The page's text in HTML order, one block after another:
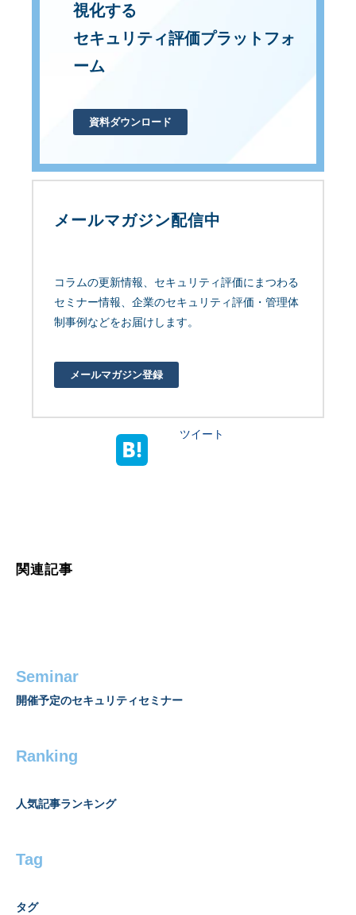
視化する
セキュリティ評価プラットフォ
ーム
資料ダウンロード
メールマガジン配信中
コラムの更新情報、セキュリティ評価にまつわる
セミナー情報、企業のセキュリティ評価・管理体
制事例などをお届けします。
メールマガジン登録
ツイート
関連記事
Seminar
開催予定のセキュリティセミナー
Ranking
人気記事ランキング
Tag
タグ